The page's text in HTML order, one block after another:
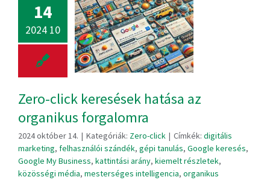
14
2024 10
Zero-click keresések hatása az
organikus forgalomra
2024 október 14. | Kategóriák: Zero-click | Címkék: digitális
marketing, felhasználói szándék, gépi tanulás, Google keresés,
Google My Business, kattintási arány, kiemelt részletek,
közösségi média, mesterséges intelligencia, organikus